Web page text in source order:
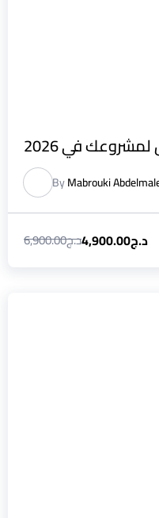
في 2026
ByMabrouki
د.ج6,900.00 د.ج4,900.00